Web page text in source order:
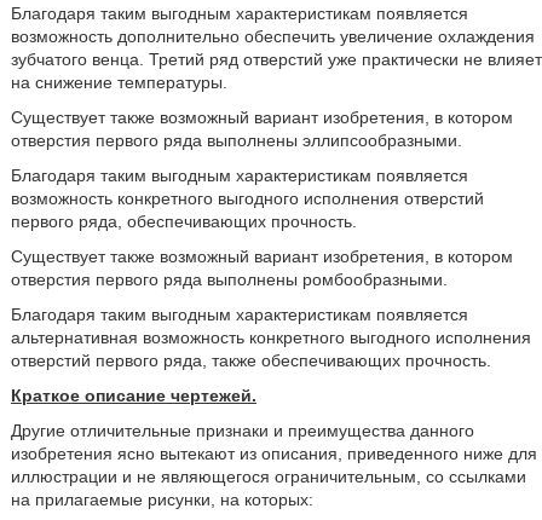
Благодаря таким выгодным характеристикам появляется
возможность дополнительно обеспечить увеличение охлаждения
зубчатого венца. Третий ряд отверстий уже практически не влияет
на снижение температуры.
Существует также возможный вариант изобретения, в котором
отверстия первого ряда выполнены эллипсообразными.
Благодаря таким выгодным характеристикам появляется
возможность конкретного выгодного исполнения отверстий
первого ряда, обеспечивающих прочность.
Существует также возможный вариант изобретения, в котором
отверстия первого ряда выполнены ромбообразными.
Благодаря таким выгодным характеристикам появляется
альтернативная возможность конкретного выгодного исполнения
отверстий первого ряда, также обеспечивающих прочность.
Краткое описание чертежей.
Другие отличительные признаки и преимущества данного
изобретения ясно вытекают из описания, приведенного ниже для
иллюстрации и не являющегося ограничительным, со ссылками
на прилагаемые рисунки, на которых: